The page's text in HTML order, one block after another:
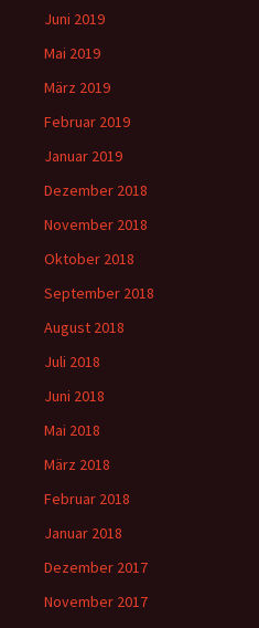
Juni 2019
Mai 2019
März 2019
Februar 2019
Januar 2019
Dezember 2018
November 2018
Oktober 2018
September 2018
August 2018
Juli 2018
Juni 2018
Mai 2018
März 2018
Februar 2018
Januar 2018
Dezember 2017
November 2017